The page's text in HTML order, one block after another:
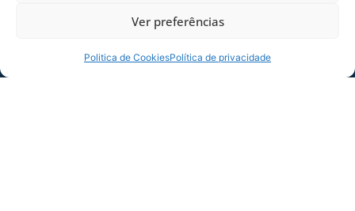
Ver preferências
Politica de CookiesPolítica de privacidade